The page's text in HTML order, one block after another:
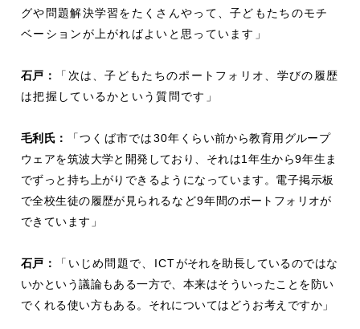
グや問題解決学習をたくさんやって、子どもたちのモチ
ベーションが上がればよいと思っています」
石戸：
「次は、子どもたちのポートフォリオ、学びの履歴
は把握しているかという質問です」
毛利 氏： 「つくば市では30年くらい前から教育用グループ
ウェアを筑波大学と開発しており、それは1年生から9年生ま
でずっと持ち上がりできるようになっています。電子掲示板
で全校生徒の履歴が見られるなど9年間のポートフォリオが
できています」
石戸： 「いじめ問題で、ICTがそれを助長しているのではな
いかという議論もある一方で、本来はそういったことを防い
でくれる使い方もある。それについてはどうお考えですか」